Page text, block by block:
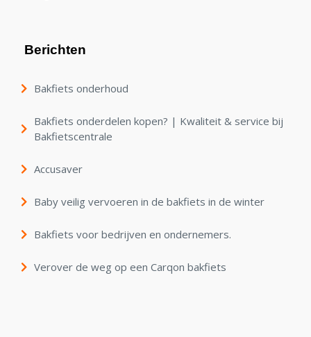
Berichten
Bakfiets onderhoud
Bakfiets onderdelen kopen? | Kwaliteit & service bij
Bakfietscentrale
Accusaver
Baby veilig vervoeren in de bakfiets in de winter
Bakfiets voor bedrijven en ondernemers.
Verover de weg op een Carqon bakfiets